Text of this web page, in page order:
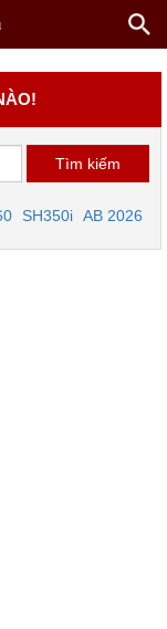
SH350i AB 2026